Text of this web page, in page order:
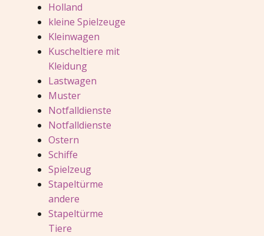
Holland
kleine Spielzeuge
Kleinwagen
Kuscheltiere mit
Kleidung
Lastwagen
Muster
Notfalldienste
Notfalldienste
Ostern
Schiffe
Spielzeug
Stapeltürme
andere
Stapeltürme
Tiere